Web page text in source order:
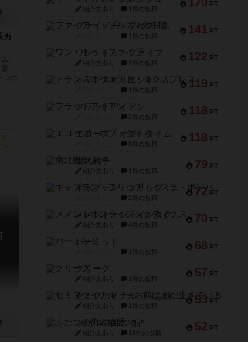
カ
。
ンの
0
る
PT
紹介文あり 1件の投稿
141 PT
ファイアー・ブルズ / 火牛陣
1件の投稿
122 PT
ワン・トゥ・ファイブ
紹介文あり 1件の投稿
119 PT
トランスオリエント・エクスプレス
1件の投稿
118 PT
フラットアイアン
2件の投稿
118 PT
エコーズ・オブ・タイム
8件の投稿
79 PT
南北戦争
紹介文あり 1件の投稿
72 PT
キャプテン・フリップ：イスラ・ボンバ
2件の投稿
70 PT
メメントオンラインタクティクス
紹介文あり 4件の投稿
68 PT
パーミッド
1件の投稿
57 PT
クリーグ
紹介文あり 1件の投稿
53 PT
セミファイナル ～お前はまだ生きている～
紹介文あり 1件の投稿
52 PT
ふたつの街の物語
紹介文あり 18件の投稿